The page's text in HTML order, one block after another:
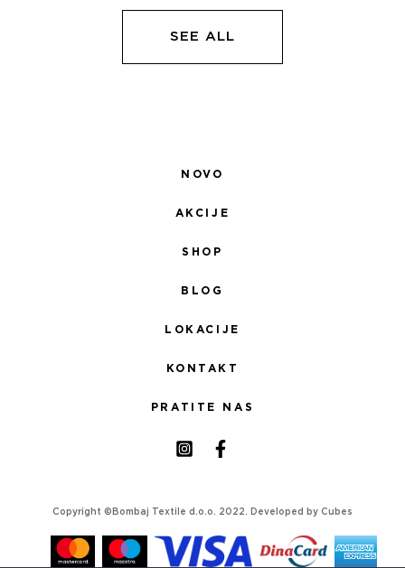
5.100,00 RSD.
SEE ALL
NOVO
AKCIJE
SHOP
BLOG
LOKACIJE
KONTAKT
PRATITE NAS
Copyright ©Bombaj Textile d.o.o. 2022. Developed by Cubes